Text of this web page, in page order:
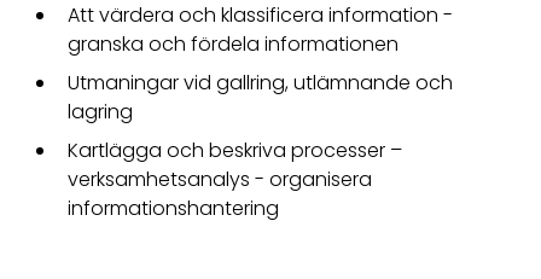
Att värdera och klassificera information -
granska och fördela informationen
Utmaningar vid gallring, utlämnande och
lagring
Kartlägga och beskriva processer –
verksamhetsanalys - organisera
informationshantering